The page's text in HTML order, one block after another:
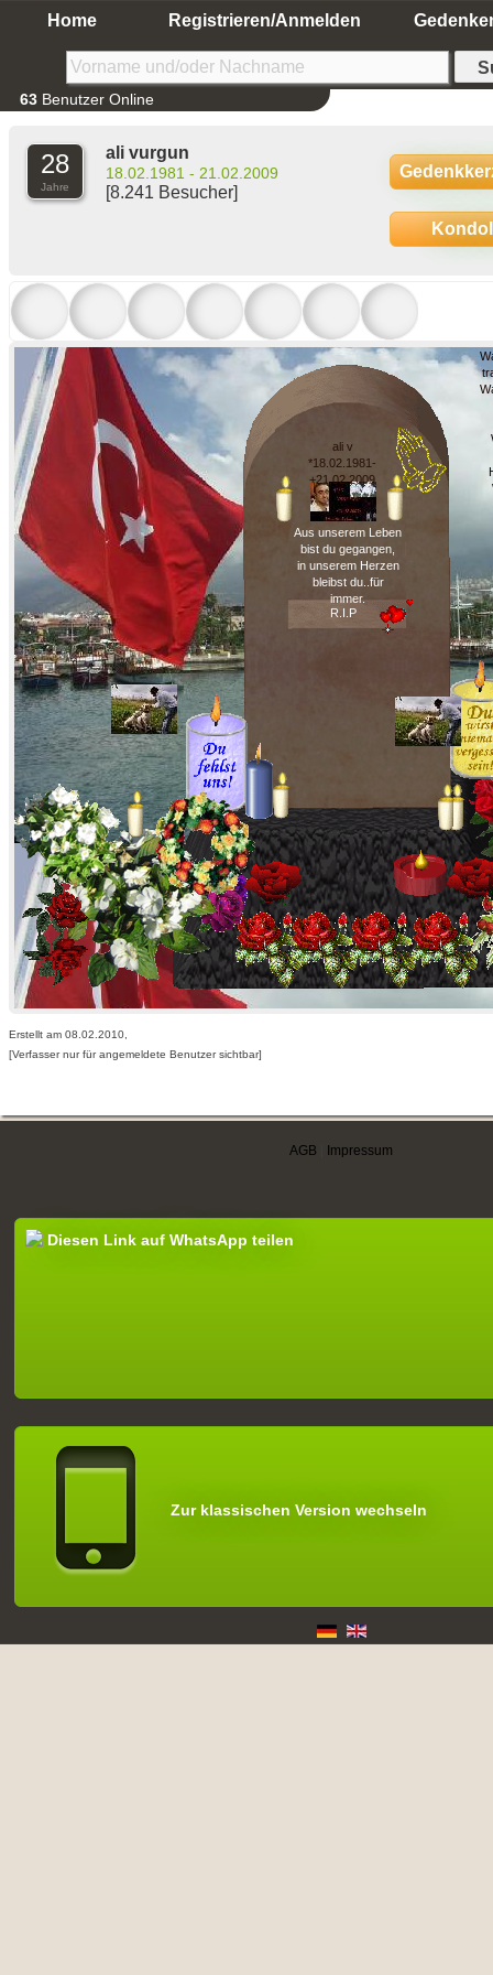
Home Registrieren/Anmelden
63 Benutzer Online
28
Jahre
ali vurgun
18.02.1981 - 21.02.2009
[8.241 Besucher]
ali v
*18.02.1981-
+21.02.2009
Aus unserem Leben
bist du gegangen,
in unserem Herzen
bleibst du..für
immer.
R.I.P
Erstellt am 08.02.2010,
[Verfasser nur für angemeldete Benutzer sichtbar]
AGB Impressum
Diesen Link auf WhatsApp teilen
Zur klassischen Version wechseln